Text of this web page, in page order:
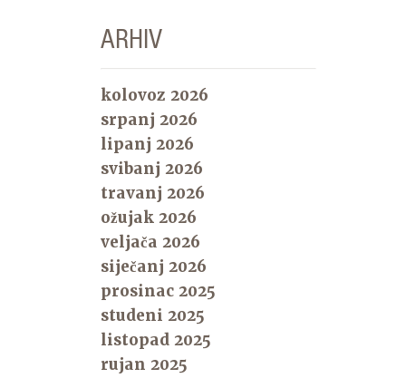
ARHIV
kolovoz 2026
srpanj 2026
lipanj 2026
svibanj 2026
travanj 2026
ožujak 2026
veljača 2026
siječanj 2026
prosinac 2025
studeni 2025
listopad 2025
rujan 2025